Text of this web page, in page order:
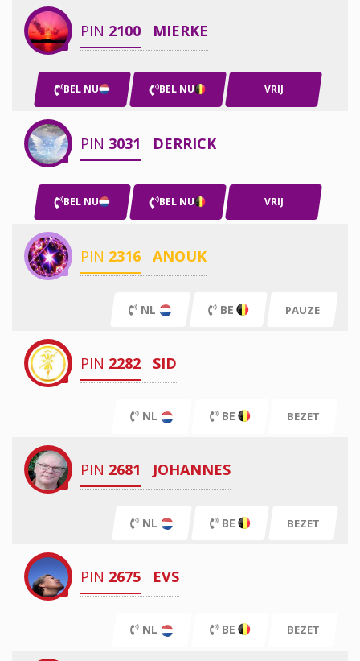
PIN 2100 MIERKE
BEL NU BEL NU VRIJ
PIN 3031 DERRICK
BEL NU BEL NU VRIJ
PIN 2316 ANOUK
NL BE PAUZE
PIN 2282 SID
NL BE BEZET
PIN 2681 JOHANNES
NL BE BEZET
PIN 2675 EVS
NL BE BEZET